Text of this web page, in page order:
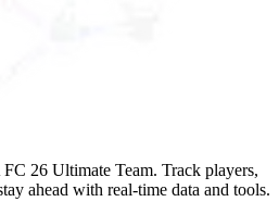
FC 26 Ultimate Team. Track players,
ahead with real-time data and tools.